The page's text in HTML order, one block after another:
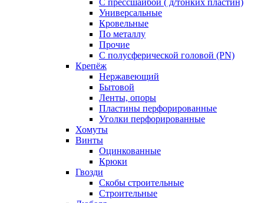
С прессшайбой ( д/тонких пластин)
Универсальные
Кровельные
По металлу
Прочие
С полусферической головой (PN)
Крепёж
Нержавеющий
Бытовой
Ленты, опоры
Пластины перфорированные
Уголки перфорированные
Хомуты
Винты
Оцинкованные
Крюки
Гвозди
Скобы строительные
Строительные